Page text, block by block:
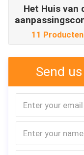
Het Huis van
11 Producten
Send